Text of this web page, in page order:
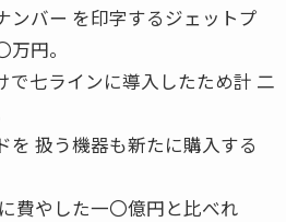
ンバー を印字するジェットプ
円。
で七ラインに導入したため計 二
を 扱う機器も新たに購入する
費やした一〇億円と比べれ